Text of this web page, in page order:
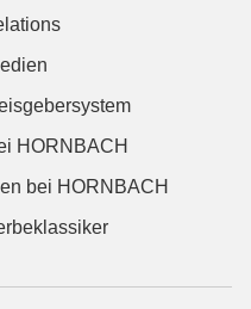
HORNBACH
bei HORNBACH